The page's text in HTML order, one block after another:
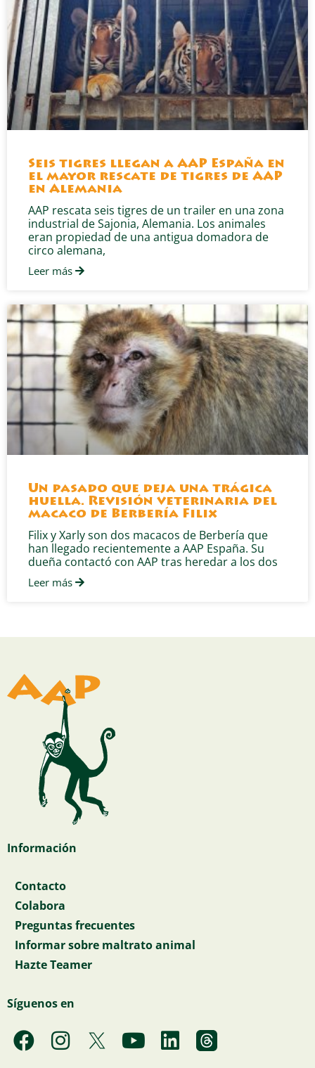
Seis tigres llegan a AAP España en
el mayor rescate de tigres de AAP
en Alemania
AAP rescata seis tigres de un trailer en una zona
industrial de Sajonia, Alemania. Los animales
eran propiedad de una antigua domadora de
circo alemana,
Leer más
Un pasado que deja una trágica
huella. Revisión veterinaria del
macaco de Berbería Filix
Filix y Xarly son dos macacos de Berbería que
han llegado recientemente a AAP España. Su
dueña contactó con AAP tras heredar a los dos
Leer más
Información
Contacto
Colabora
Preguntas frecuentes
Informar sobre maltrato animal
Hazte Teamer
Síguenos en
F
a
I
n
Y
o
L
i